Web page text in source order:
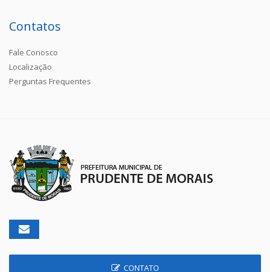
Contatos
Fale Conosco
Localização
Perguntas Frequentes
CONTATO